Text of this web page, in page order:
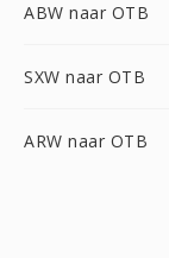
ABW naar OTB
SXW naar OTB
ARW naar OTB